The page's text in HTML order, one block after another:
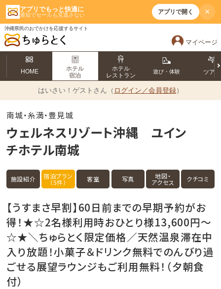
アプリでもっと快適に
通知でセールも見逃さない アプリで開く ×
沖縄県民のおでかけを応援するサイト
マイページ
HOME
ホテル
宿泊
ホテル
レストラン
遊び・体験 ツアー
はいさい！ ゲストさん（ ログイン／会員登録）
南城・糸満・豊見城
ウェルネスリゾート沖縄 ユイン
チホテル南城
施設紹介 宿泊プラン
（5件） 客室 写真 地図・
アクセス クチコミ
【うすまさ早割】60日前までの早期予約がお
得！★☆2名様利用時おひとり様13,600円～
☆★＼ちゅらとく限定価格／天然温泉滞在中
入り放題！小菓子＆ドリンク無料でのんびり過
ごせる展望ラウンジもご利用無料！（夕朝食
付）